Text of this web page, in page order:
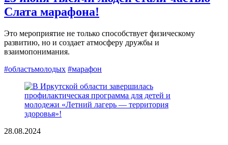
Слата марафона!
Это мероприятие не только способствует физическому
развитию, но и создает атмосферу дружбы и
взаимопонимания.
#областьмолодых #марафон
28.08.2024